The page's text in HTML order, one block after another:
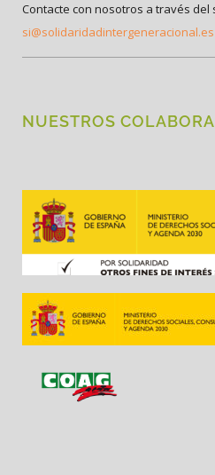
Contacte con nosotros a través del
si@solidaridadintergeneracional.es
NUESTROS